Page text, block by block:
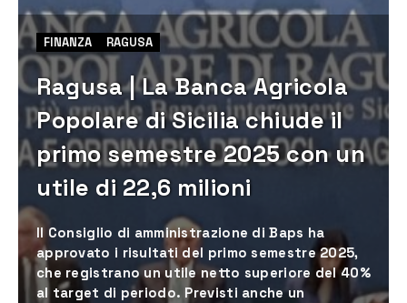
FINANZA RAGUSA
Ragusa | La Banca Agricola
Popolare di Sicilia chiude il
primo semestre 2025 con un
utile di 22,6 milioni
Il Consiglio di amministrazione di Baps ha
approvato i risultati del primo semestre 2025,
che registrano un utile netto superiore del 40%
al target di periodo. Previsti anche un